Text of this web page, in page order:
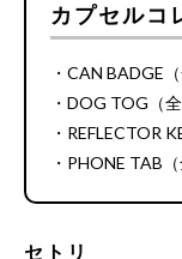
カプセルコ
・CAN BADGE（
・DOG TOG（全
・REFLECTOR
・PHONE TAB（
セトリ